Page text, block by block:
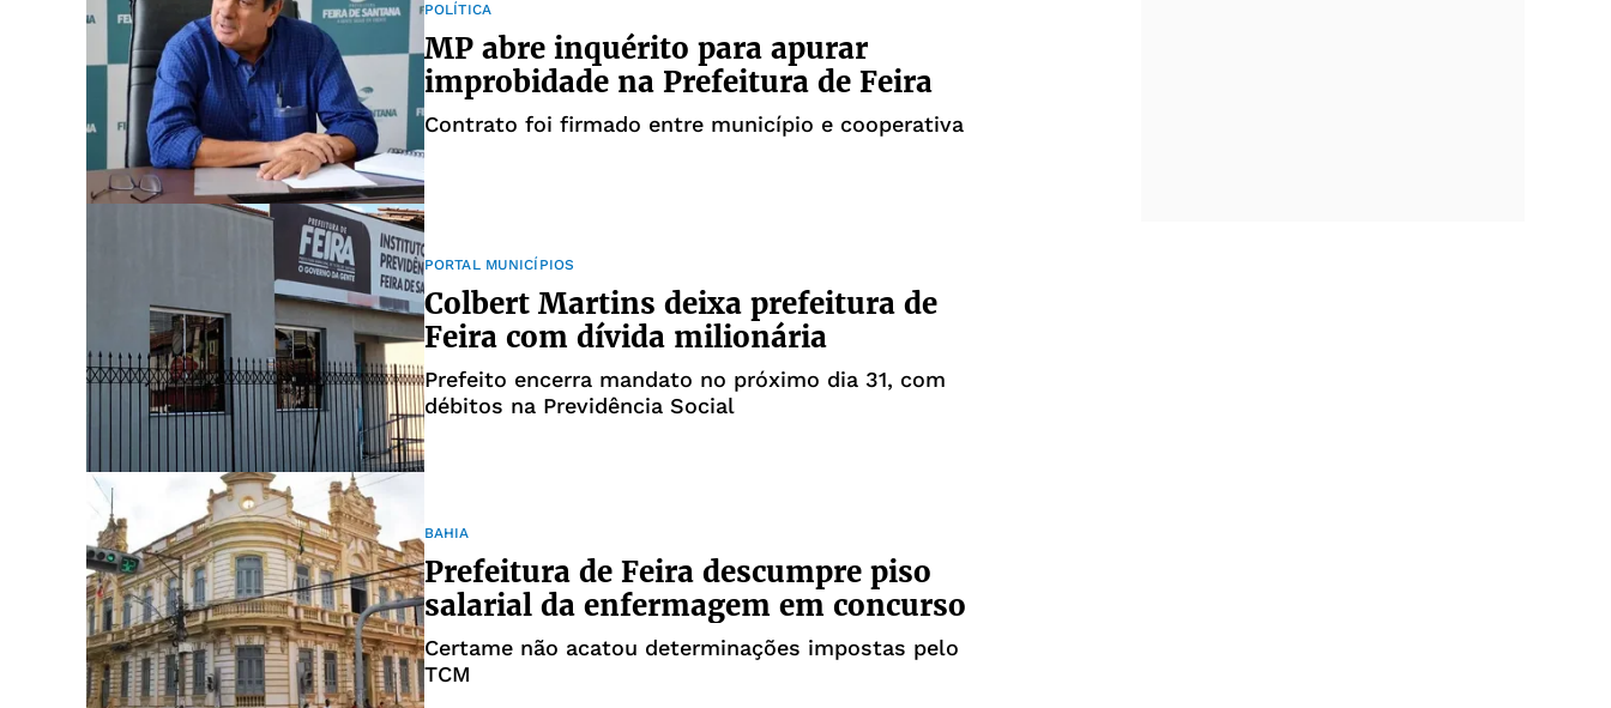
POLÍTICA
MP abre inquérito para apurar
improbidade na Prefeitura de Feira
Contrato foi firmado entre município e cooperativa
PORTAL MUNICÍPIOS
Colbert Martins deixa prefeitura de
Feira com dívida milionária
Prefeito encerra mandato no próximo dia 31, com
débitos na Previdência Social
BAHIA
Prefeitura de Feira descumpre piso
salarial da enfermagem em concurso
Certame não acatou determinações impostas pelo
TCM